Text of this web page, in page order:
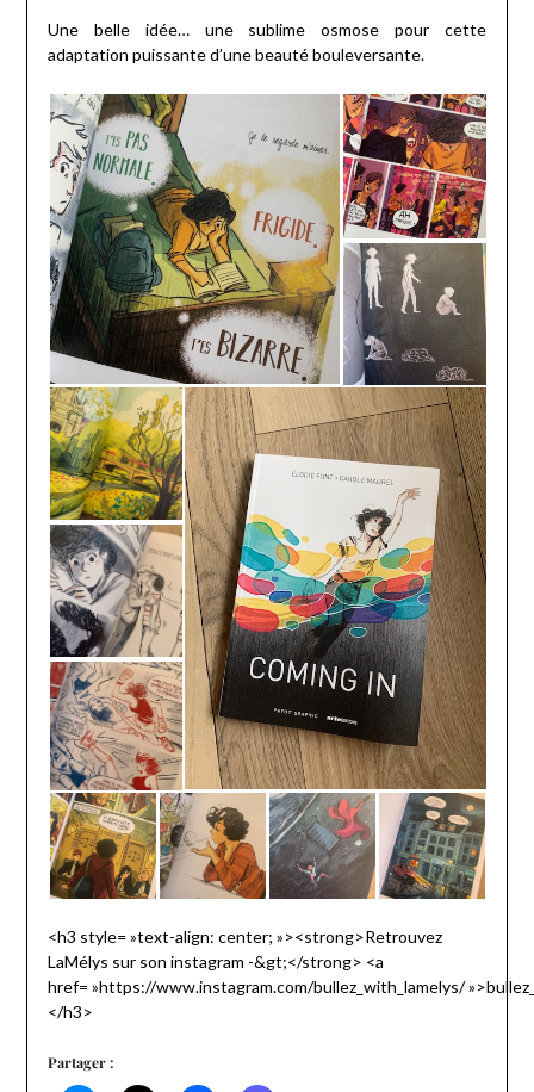
Une belle idée… une sublime osmose pour cette
adaptation puissante d’une beauté bouleversante.
<h3 style= »text-align: center; »><strong>Retrouvez
LaMélys sur son instagram -&gt;</strong> <a
href= »https://www.instagram.com/bullez_with_lamelys/
</h3>
Partager :